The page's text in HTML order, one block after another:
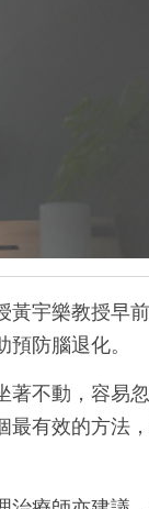
黃宇樂教授早
防腦退化。
不動，容易
有效的方法